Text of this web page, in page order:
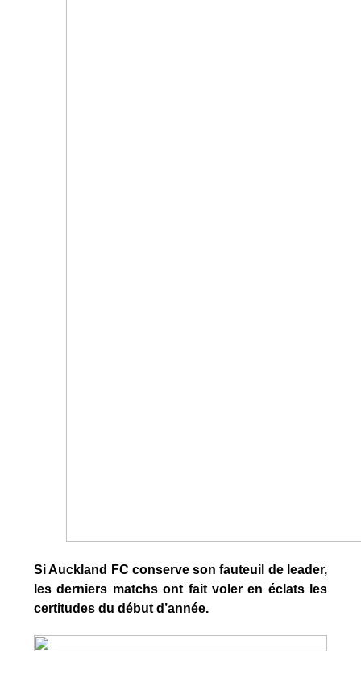
Si Auckland FC conserve son fauteuil de leader,
les derniers matchs ont fait voler en éclats les
certitudes du début d’année.